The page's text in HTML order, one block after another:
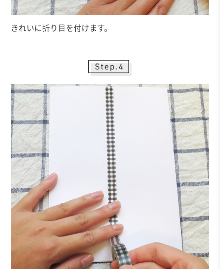
きれいに折り目を付けます。